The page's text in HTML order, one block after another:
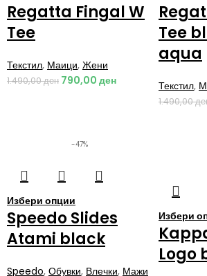
Regatta Fingal W
Tee
Текстил, Маици, Жени
1.490,00ден 790,00 ден
Tee
aqua
Текстил,
1.490,00
-47%
Избери опции
Speedo Slides
Atami black
Speedo, Обувки, Влечки, Мажи
Избери
Logo